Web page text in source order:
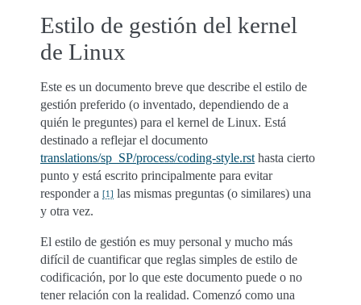
Estilo de gestión del kernel
de Linux
Este es un documento breve que describe el estilo de
gestión preferido (o inventado, dependiendo de a
quién le preguntes) para el kernel de Linux. Está
destinado a reflejar el documento
translations/sp_SP/process/coding-style.rst hasta cierto
punto y está escrito principalmente para evitar
responder a [1] las mismas preguntas (o similares) una
y otra vez.
El estilo de gestión es muy personal y mucho más
difícil de cuantificar que reglas simples de estilo de
codificación, por lo que este documento puede o no
tener relación con la realidad. Comenzó como una